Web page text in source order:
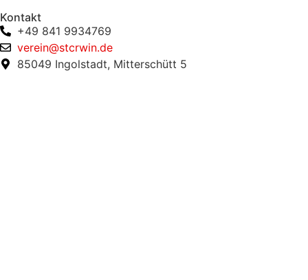
Kontakt
+49 841 9934769
verein@stcrwin.de
85049 Ingolstadt, Mitterschütt 5